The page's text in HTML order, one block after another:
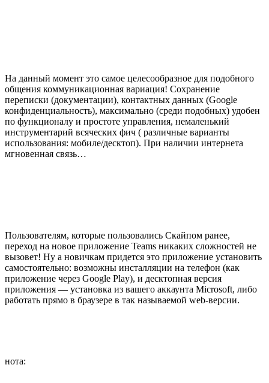
На данный момент это самое целесообразное для подобного
общения коммуникационная вариация! Сохранение
переписки (документации), контактных данных (Google
конфиденциальность), максимально (среди подобных) удобен
по функционалу и простоте управления, немаленький
инструментарий всяческих фич ( различные варианты
использования: мобиле/десктоп). При наличии интернета
мгновенная связь…
Пользователям, которые пользовались Скайпом ранее,
переход на новое приложение Teams никаких сложностей не
вызовет! Ну а новичкам придется это приложение установить
самостоятельно: возможны инсталляции на телефон (как
приложение через Google Play), и десктопная версия
приложения — установка из вашего аккаунта Microsoft, либо
работать прямо в браузере в так называемой web-версии.
нота: